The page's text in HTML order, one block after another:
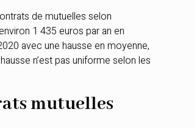
de mutuelles selon
1 435 euros par an en
avec une hausse en moyenne,
n’est pas uniforme selon les
mutuelles